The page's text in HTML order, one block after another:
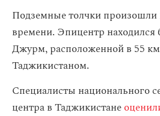
Подземные толчки произошли
времени. Эпицентр находился
Джурм, расположенной в 55
Таджикистаном.
Специалисты национального
центра в Таджикистане